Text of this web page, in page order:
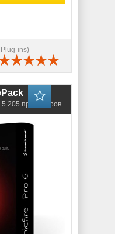
ins)
5 205 просмотров